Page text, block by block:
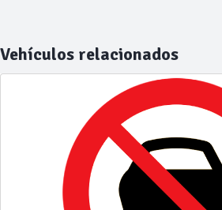
Vehículos relacionados